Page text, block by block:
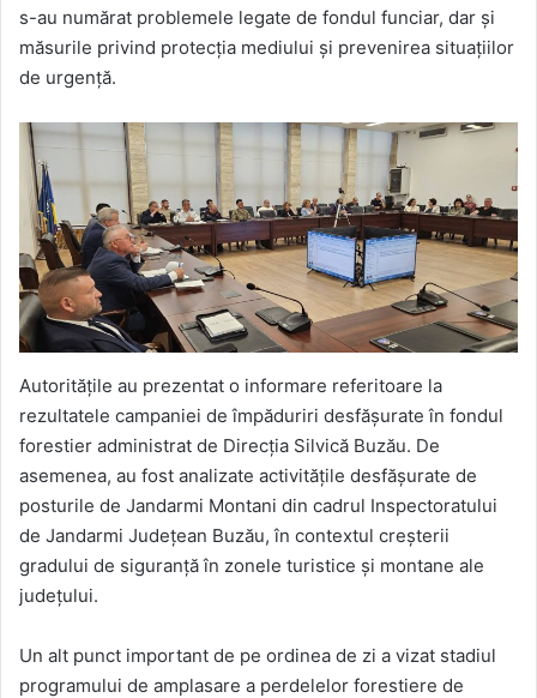
s-au numărat problemele legate de fondul funciar, dar și
măsurile privind protecția mediului și prevenirea situațiilor
de urgență.
Autoritățile au prezentat o informare referitoare la
rezultatele campaniei de împăduriri desfășurate în fondul
forestier administrat de Direcția Silvică Buzău. De
asemenea, au fost analizate activitățile desfășurate de
posturile de Jandarmi Montani din cadrul Inspectoratului
de Jandarmi Județean Buzău, în contextul creșterii
gradului de siguranță în zonele turistice și montane ale
județului.
Un alt punct important de pe ordinea de zi a vizat stadiul
programului de amplasare a perdelelor forestiere de